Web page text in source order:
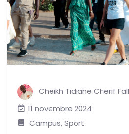
Cheikh Tidiane Cherif Fall
11 novembre 2024
Campus,Sport